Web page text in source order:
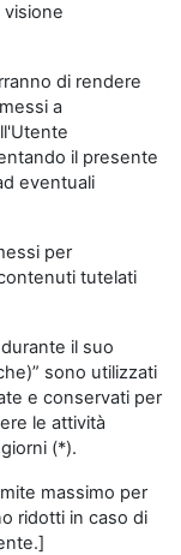
di rendere
a
il presente
eventuali
per
tutelati
il suo
sono utilizzati
e conservati per
le attività
(*).
massimo per
ridotti in caso di